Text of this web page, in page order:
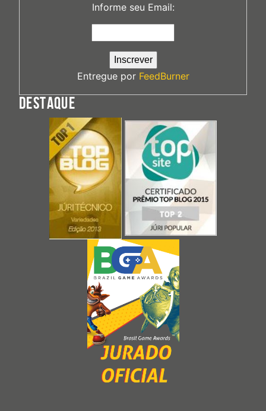
Informe seu Email:
Entregue por FeedBurner
DESTAQUE